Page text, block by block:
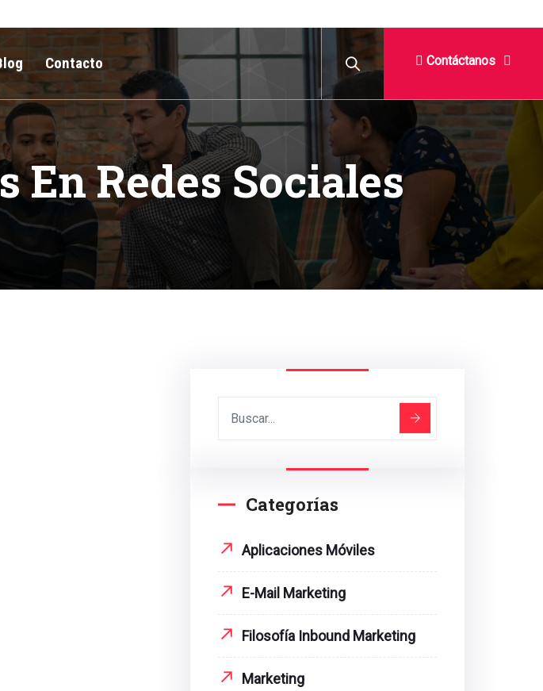
Contacto Contáctanos
En Redes Sociales
Categorías
Aplicaciones Móviles
E-Mail Marketing
Filosofía Inbound Marketing
Marketing